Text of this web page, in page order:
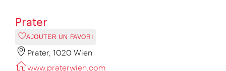
Prater
AJOUTER UN FAVORI
Prater, 1020 Wien
www.praterwien.com